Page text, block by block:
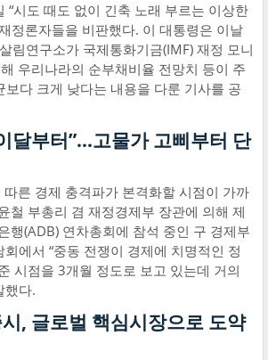
“시도 때도 없이 긴축 노래 부르는 이상한
정론자들을 비판했다. 이 대통령은 이날
림연구소가 국제통화기금(IMF) 재정 모니
우리나라의 순부채비율 전망치 등이 주
보다 크게 낮다는 내용을 다룬 기사를 공
달부터”…고물가 고삐부터 단
따른 경제 충격파가 본격화할 시점이 가까
철 부총리 겸 재정경제부 장관에 의해 제
행(ADB) 연차총회에 참석 중인 구 경제부
에서 “중동 전쟁이 경제에 치명적인 정
시점을 3개월 정도로 보고 있는데 거의
했다.
시, 글로벌 핵심시장으로 도약